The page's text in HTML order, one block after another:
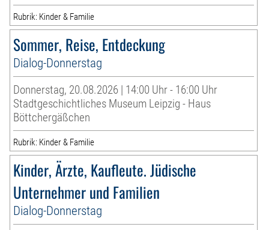
Rubrik: Kinder & Familie
Sommer, Reise, Entdeckung
Dialog-Donnerstag
Donnerstag, 20.08.2026 | 14:00 Uhr - 16:00 Uhr
Stadtgeschichtliches Museum Leipzig - Haus
Böttchergäßchen
Rubrik: Kinder & Familie
Kinder, Ärzte, Kaufleute. Jüdische
Unternehmer und Familien
Dialog-Donnerstag